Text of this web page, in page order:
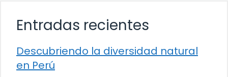
Entradas recientes
Descubriendo la diversidad natural
en Perú